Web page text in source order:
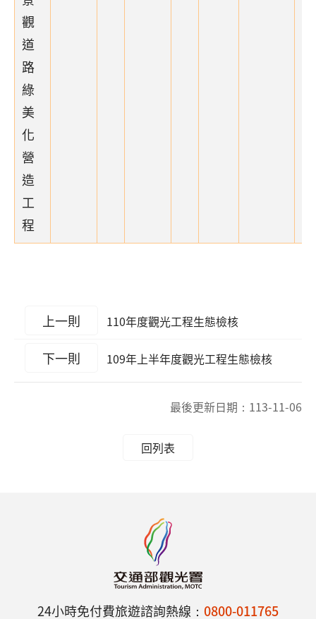
觀
道
路
綠
美
化
營
造
工
程
上一則 110年度觀光工程生態檢核
下一則 109年上半年度觀光工程生態檢核
最後更新日期： 113-11-06
回列表
24小時免付費旅遊諮詢熱線： 0800-011765